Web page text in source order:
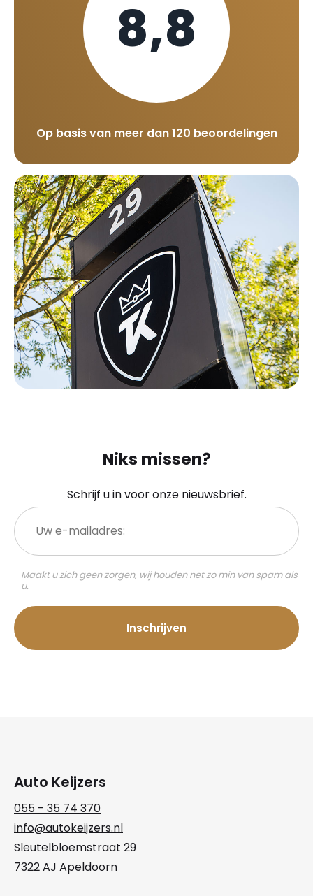
8,8
Op basis van meer dan 120 beoordelingen
Niks missen?
Schrijf u in voor onze nieuwsbrief.
Uw
e-
mailadres:
Maakt u zich geen zorgen, wij houden net zo min van spam als
u.
Auto Keijzers
055 - 35 74 370
info@autokeijzers.nl
Sleutelbloemstraat 29
7322 AJ Apeldoorn